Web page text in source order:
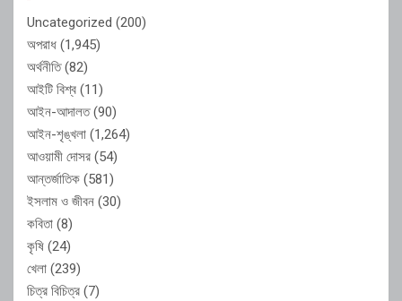
Uncategorized (200)
অপরাধ (1,945)
অর্থনীতি(82)
আইটি বিশ্ব (11)
আইন-আদালত(90)
আইন-শৃঙ্খলা (1,264)
আওয়ামী দোসর (54)
আন্তর্জাতিক (581)
ইসলাম ও জীবন (30)
কবিতা (8)
কৃষি (24)
খেলা (239)
চিত্র বিচিত্র (7)